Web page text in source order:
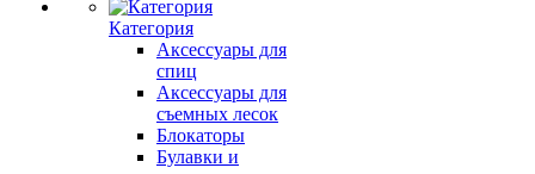
Категория
Аксессуары для
спиц
Аксессуары для
съемных лесок
Блокаторы
Булавки и